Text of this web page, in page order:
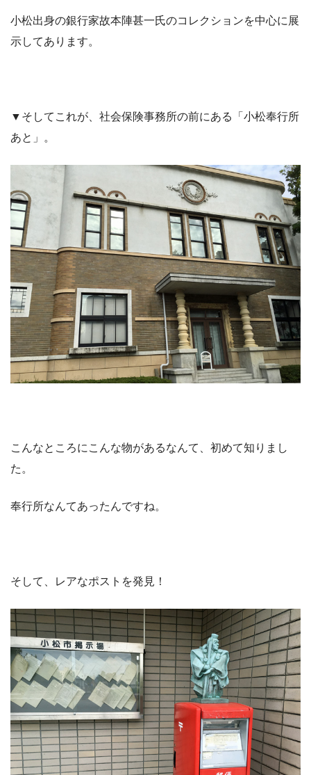
小松出身の銀行家故本陣甚一氏のコレクションを中心に展
示してあります。
▼そしてこれが、社会保険事務所の前にある「小松奉行所
あと」。
こんなところにこんな物があるなんて、初めて知りまし
た。
奉行所なんてあったんですね。
そして、レアなポストを発見！